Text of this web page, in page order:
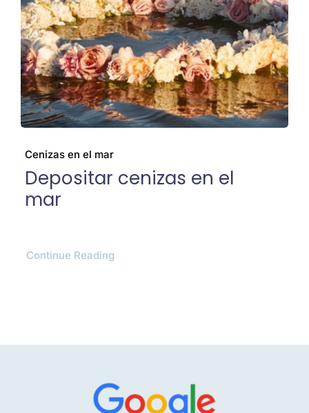
Cenizas
El barco
Preguntas frecuentes
Galería
Cenizas en el mar
Depositar cenizas en el
mar
Continue Reading